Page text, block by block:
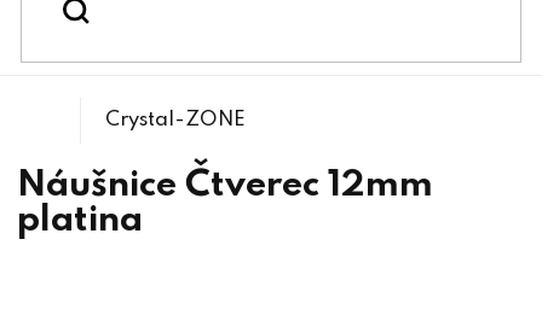
Domů
Bižuterní komponenty
Náušnice Čtverec 12mm
platina
Crystal-ZONE